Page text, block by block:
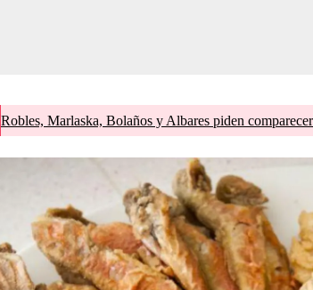
Robles, Marlaska, Bolaños y Albares piden